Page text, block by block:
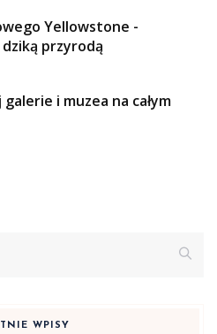
Yellowstone -
przyrodą
i muzea na całym
WPISY